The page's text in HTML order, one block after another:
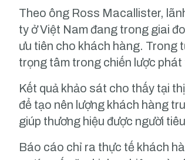
Theo ông Ross Macallister,
ty ở Việt Nam đang trong giai
ưu tiên cho khách hàng. Trong
trọng tâm trong chiến lược phát
Kết quả khảo sát cho thấy tại
để tạo nên lượng khách hàng
giúp thương hiệu được người
Báo cáo chỉ ra thực tế khách